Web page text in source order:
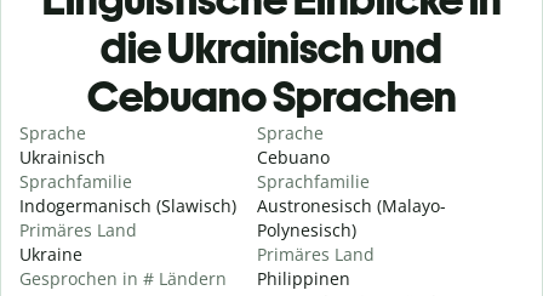
die Ukrainisch und
Cebuano Sprachen
Sprache
Ukrainisch
Sprachfamilie
Indogermanisch (Slawisch)
Primäres Land
Ukraine
Gesprochen in # Ländern
Sprache
Cebuano
Sprachfamilie
Austronesisch (Malayo-
Polynesisch)
Primäres Land
Philippinen